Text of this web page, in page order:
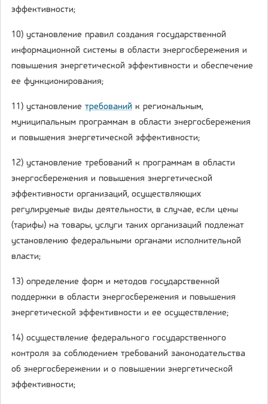
эффективности;
10) установление правил создания государственной
информационной системы в области энергосбережения и
повышения энергетической эффективности и обеспечение
ее функционирования;
11) установление требований к региональным,
муниципальным программам в области энергосбережения
и повышения энергетической эффективности;
12) установление требований к программам в области
энергосбережения и повышения энергетической
эффективности организаций, осуществляющих
регулируемые виды деятельности, в случае, если цены
(тарифы) на товары, услуги таких организаций подлежат
установлению федеральными органами исполнительной
власти;
13) определение форм и методов государственной
поддержки в области энергосбережения и повышения
энергетической эффективности и ее осуществление;
14) осуществление федерального государственного
контроля за соблюдением требований законодательства
об энергосбережении и о повышении энергетической
эффективности;